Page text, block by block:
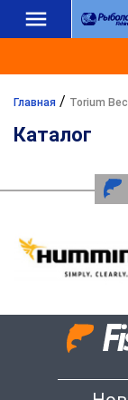
Главная / Torium
Каталог